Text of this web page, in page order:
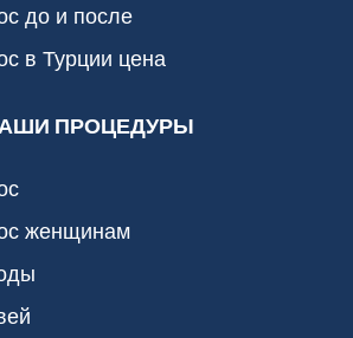
до и после
в Турции цена
ПРОЦЕДУРЫ
женщинам